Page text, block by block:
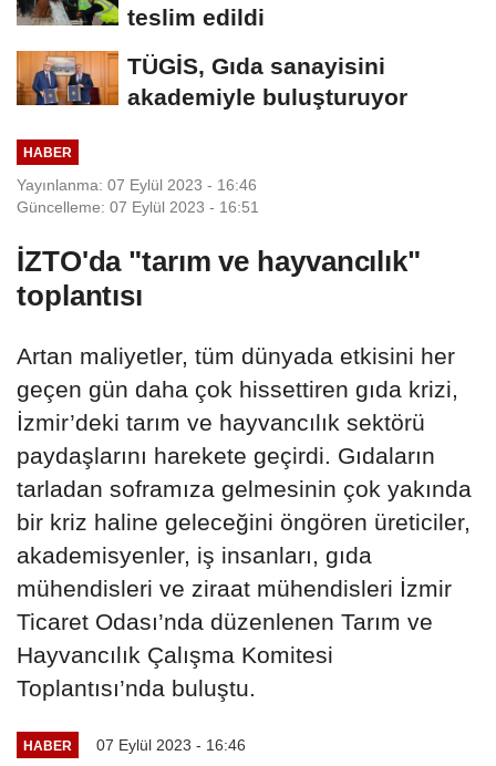
teslim edildi
TÜGİS, Gıda sanayisini
akademiyle buluşturuyor
HABER
Yayınlanma: 07 Eylül 2023 - 16:46
Güncelleme: 07 Eylül 2023 - 16:51
İZTO'da "tarım ve hayvancılık"
toplantısı
Artan maliyetler, tüm dünyada etkisini her
geçen gün daha çok hissettiren gıda krizi,
İzmir’deki tarım ve hayvancılık sektörü
paydaşlarını harekete geçirdi. Gıdaların
tarladan soframıza gelmesinin çok yakında
bir kriz haline geleceğini öngören üreticiler,
akademisyenler, iş insanları, gıda
mühendisleri ve ziraat mühendisleri İzmir
Ticaret Odası’nda düzenlenen Tarım ve
Hayvancılık Çalışma Komitesi
Toplantısı’nda buluştu.
HABER 07 Eylül 2023 - 16:46